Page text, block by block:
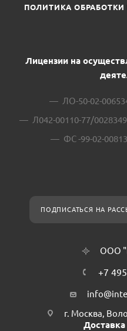
ПОЛИТИКА
Лицензии на
ЛО-50-02-
Л042-00110-77/
ФС -99-02-
ПОДПИСАТЬСЯ НА
ООО
+7
г. Москва,